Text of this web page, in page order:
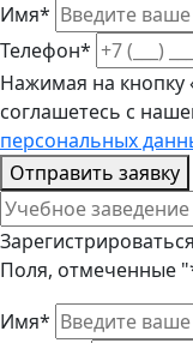
Имя*
Телефон*
Нажимая на кнопку
соглашетесь с
персональных
Отправить заявку
Зарегистрироваться
Поля, отмеченные
Имя*